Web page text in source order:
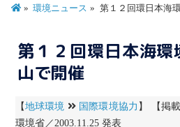
環境ニュース 第１２回環日本海
第１２回環日本海
山で開催
【地球環境 国際環境協力 】 【掲
環境省／2003.11.25 発表